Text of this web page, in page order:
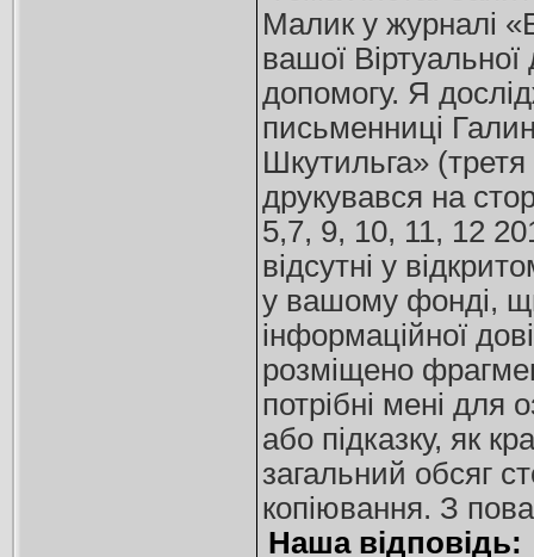
Малик у журналі
вашої
допомогу. Я
письменниці
Шкутильга»
друкувався на
5,7, 9, 10, 11, 12
відсутні у
у вашому фонді,
інформаційної
розміщено
потрібні мені
або підказку, як
загальний обсяг
копіювання. З
Наша відповідь: